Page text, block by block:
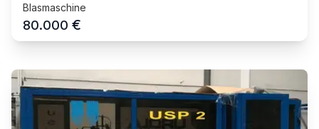
Blasmaschine
80.000 €